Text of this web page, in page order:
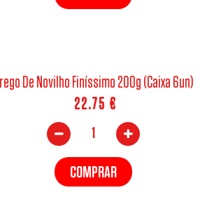
De Novilho Finíssimo 200g (Caixa 6un)
22.75 €
COMPRAR